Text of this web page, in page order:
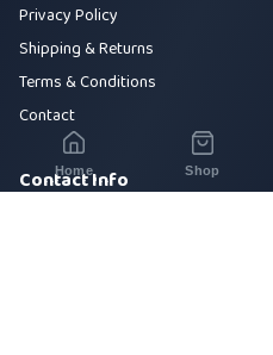
Privacy Policy
Shipping & Returns
Terms & Conditions
Contact
Contact Info
Home Shop